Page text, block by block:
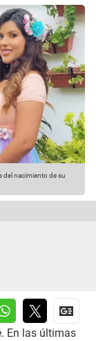
del nacimiento de su
En las últimas